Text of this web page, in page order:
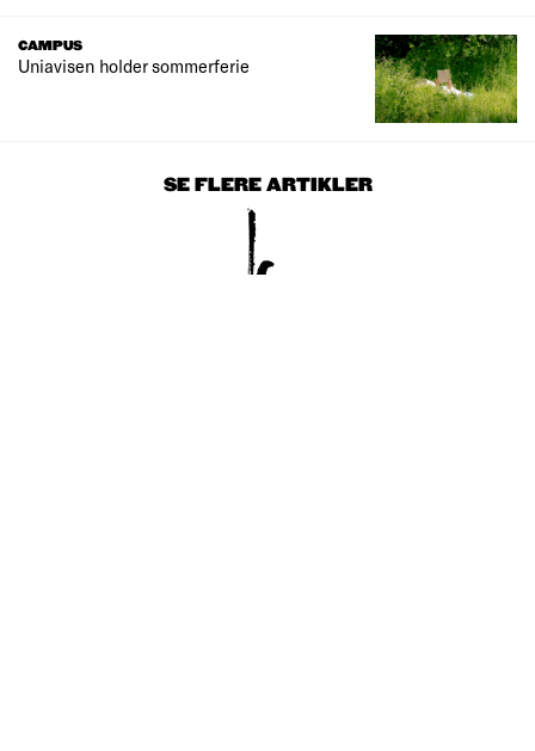
CAMPUS
Uniavisen holder sommerferie
SE FLERE ARTIKLER